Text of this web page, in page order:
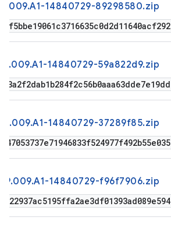
14840729-89298580.zip
14840729-59a822d9.zip
14840729-37289f85.zip
14840729-f96f7906.zip